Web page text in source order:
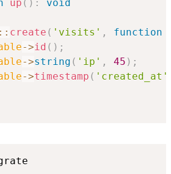
up ( ) :
void
:: create ( 'visits' , function
->id ( ) ;
->string ( 'ip' , 45 ) ;
->timestamp ( 'created_at'